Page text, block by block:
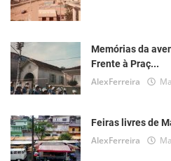
Memórias da
Frente à Praç...
AlexFerreira
Feiras livres de
AlexFerreira